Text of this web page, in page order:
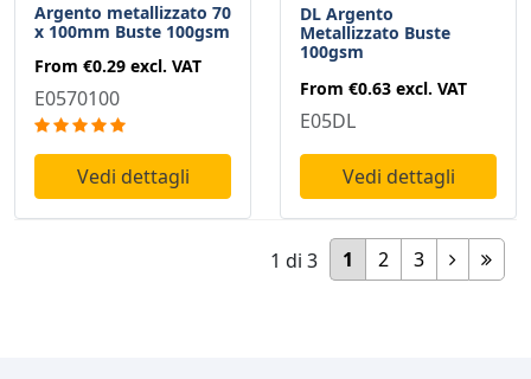
Argento metallizzato 70
x 100mm Buste 100gsm
From €0.29 excl. VAT
E0570100
Vedi dettagli
DL Argento
Metallizzato Buste
100gsm
From €0.63 excl. VAT
E05DL
Vedi dettagli
1 2 3
1 di 3